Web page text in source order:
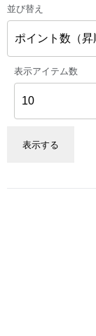
並び替え
表示アイテム数